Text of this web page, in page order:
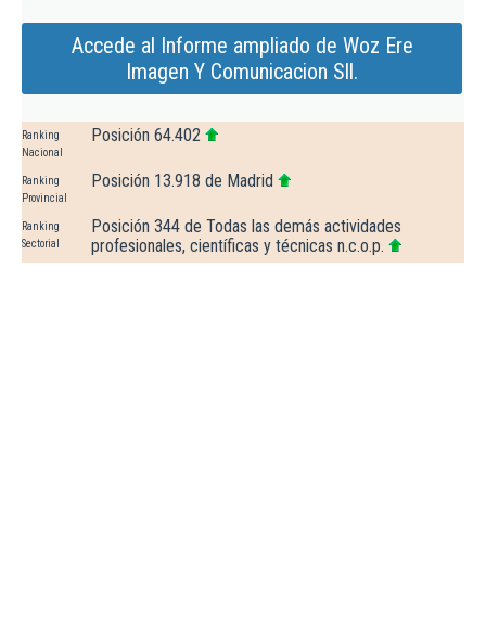
Accede al Informe ampliado de Woz Ere
Imagen Y Comunicacion Sll.
Ranking
Nacional
Posición 64.402
Ranking
Provincial
Posición 13.918 de Madrid
Ranking
Sectorial
Posición 344 de Todas las demás actividades
profesionales, científicas y técnicas n.c.o.p.